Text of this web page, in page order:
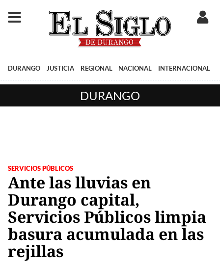
DURANGO JUSTICIA REGIONAL NACIONAL INTERNACIONAL
DURANGO
SERVICIOS PÚBLICOS
Ante las lluvias en
Durango capital,
Servicios Públicos limpia
basura acumulada en las
rejillas